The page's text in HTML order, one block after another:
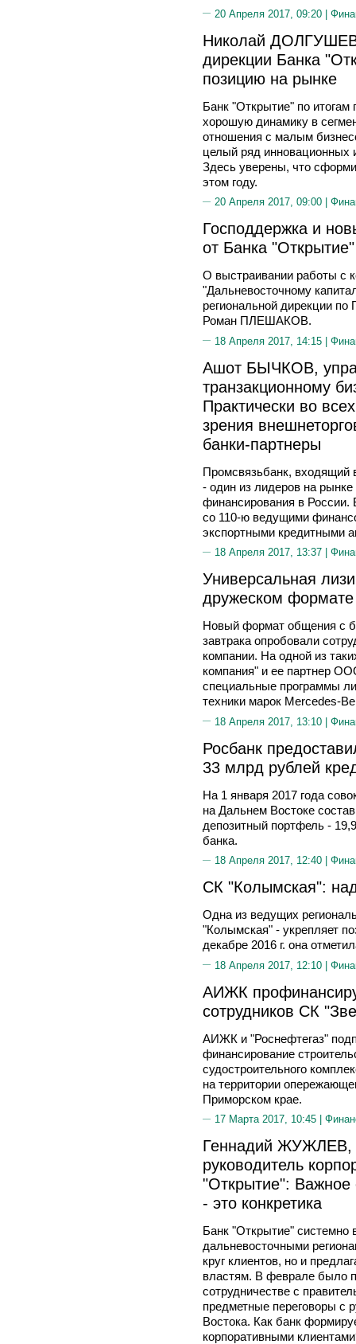
20 Апреля 2017, 09:20 |
Николай
дирекции Банка
позицию на рынке
Банк "Открытие" по итогам
хорошую динамику в
отношения с малым
целый ряд инновационных
Здесь уверены, что
этом году.
20 Апреля 2017, 09:00 |
Господдержка и
от Банка "Открытие"
О выстраивании работы с
"Дальневосточному
региональной дирекции
Роман ПЛЕШАКОВ.
18 Апреля 2017, 14:15 |
Ашот БЫЧКОВ,
транзакционному
Практически во
зрения
банки-партнеры
Промсвязьбанк, входящий
- один из лидеров на рынке
финансирования в России.
со 110-ю ведущими
экспортными кредитными
18 Апреля 2017, 13:37 |
Универсальная
дружеском формате
Новый формат общения с
завтрака опробовали
компании. На одной из
компания" и ее партнер
специальные программы
техники марок Mercedes-
18 Апреля 2017, 13:10 |
Росбанк
33 млрд рублей
На 1 января 2017 года
на Дальнем Востоке
депозитный портфель -
банка.
18 Апреля 2017, 12:40 |
СК "Колымская":
Одна из ведущих
"Колымская" - укрепляет
декабре 2016 г. она
18 Апреля 2017, 12:10 |
АИЖК
сотрудников СК
АИЖК и "Роснефтегаз"
финансирование
судостроительного
на территории
Приморском крае.
17 Марта 2017, 10:45 |
Геннадий ЖУЖЛЕВ,
руководитель
"Открытие": Важное
- это конкретика
Банк "Открытие" системно
дальневосточными
круг клиентов, но и
властям. В феврале было
сотрудничестве с
предметные переговоры с
Востока. Как банк
корпоративными